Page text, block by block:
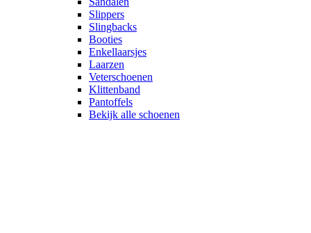
Slippers
Slingbacks
Booties
Enkellaarsjes
Laarzen
Veterschoenen
Klittenband
Pantoffels
Bekijk alle schoenen